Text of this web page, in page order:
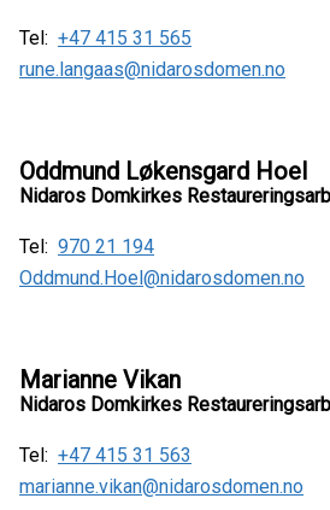
Tel: +47 415 31 565
rune.langaas@nidarosdomen.no
Oddmund Løkensgard Hoel
Nidaros Domkirkes
Tel: 970 21 194
Oddmund.Hoel@nidarosdomen.no
Marianne Vikan
Nidaros Domkirkes
Tel: +47 415 31 563
marianne.vikan@nidarosdomen.no